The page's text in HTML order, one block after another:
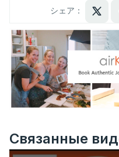
シェア：
Связанные